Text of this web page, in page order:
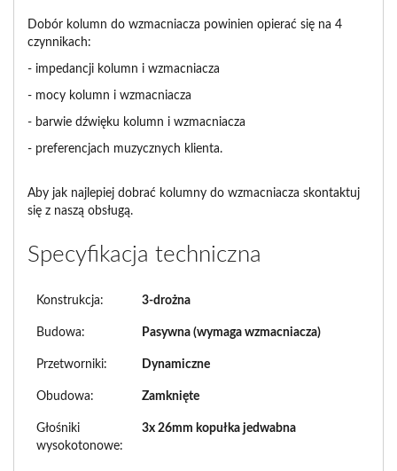
Dobór kolumn do wzmacniacza powinien opierać się na 4
czynnikach:
- impedancji kolumn i wzmacniacza
- mocy kolumn i wzmacniacza
- barwie dźwięku kolumn i wzmacniacza
- preferencjach muzycznych klienta.
Aby jak najlepiej dobrać kolumny do wzmacniacza skontaktuj
się z naszą obsługą.
Specyfikacja techniczna
Konstrukcja: 3-drożna
Budowa: Pasywna (wymaga wzmacniacza)
Przetworniki: Dynamiczne
Obudowa: Zamknięte
Głośniki
wysokotonowe:
3x 26mm kopułka jedwabna